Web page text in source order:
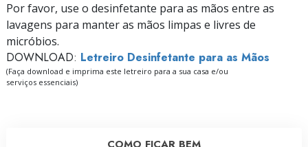
Por favor, use o desinfetante para as mãos entre as
lavagens para manter as mãos limpas e livres de
micróbios.
DOWNLOAD: Letreiro Desinfetante para as Mãos
(Faça download e imprima este letreiro para a sua casa e/ou
serviços essenciais)